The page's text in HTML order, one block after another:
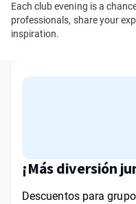
Each club evening is a
professionals, share your
inspiration.
¡Más diversión
Descuentos para